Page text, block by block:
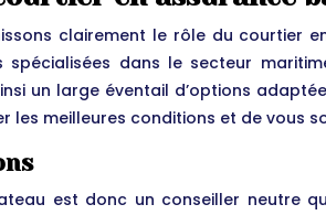
clairement le rôle du courtier
spécialisées dans le secteur
un large éventail d’options
les meilleures conditions et de vous
est donc un conseiller neutre